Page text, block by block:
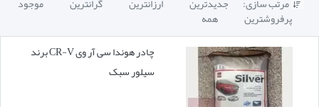

پرفروشترین همه
چادر هوندا سی آر وی CR-V برند
سیلور سبک